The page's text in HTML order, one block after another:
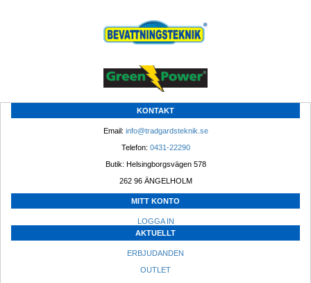
KONTAKT
Email: info@tradgardsteknik.se
Telefon: 0431-22290
Butik: Helsingborgsvägen 578
262 96 ÄNGELHOLM
MITT KONTO
LOGGA IN
AKTUELLT
ERBJUDANDEN
OUTLET